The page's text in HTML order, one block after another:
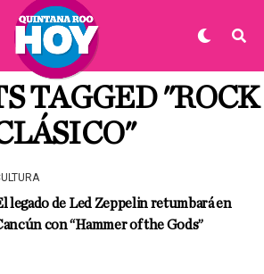
TAGGED "ROCK
legado de Led Zeppelin retumbará en
con “Hammer of the Gods”